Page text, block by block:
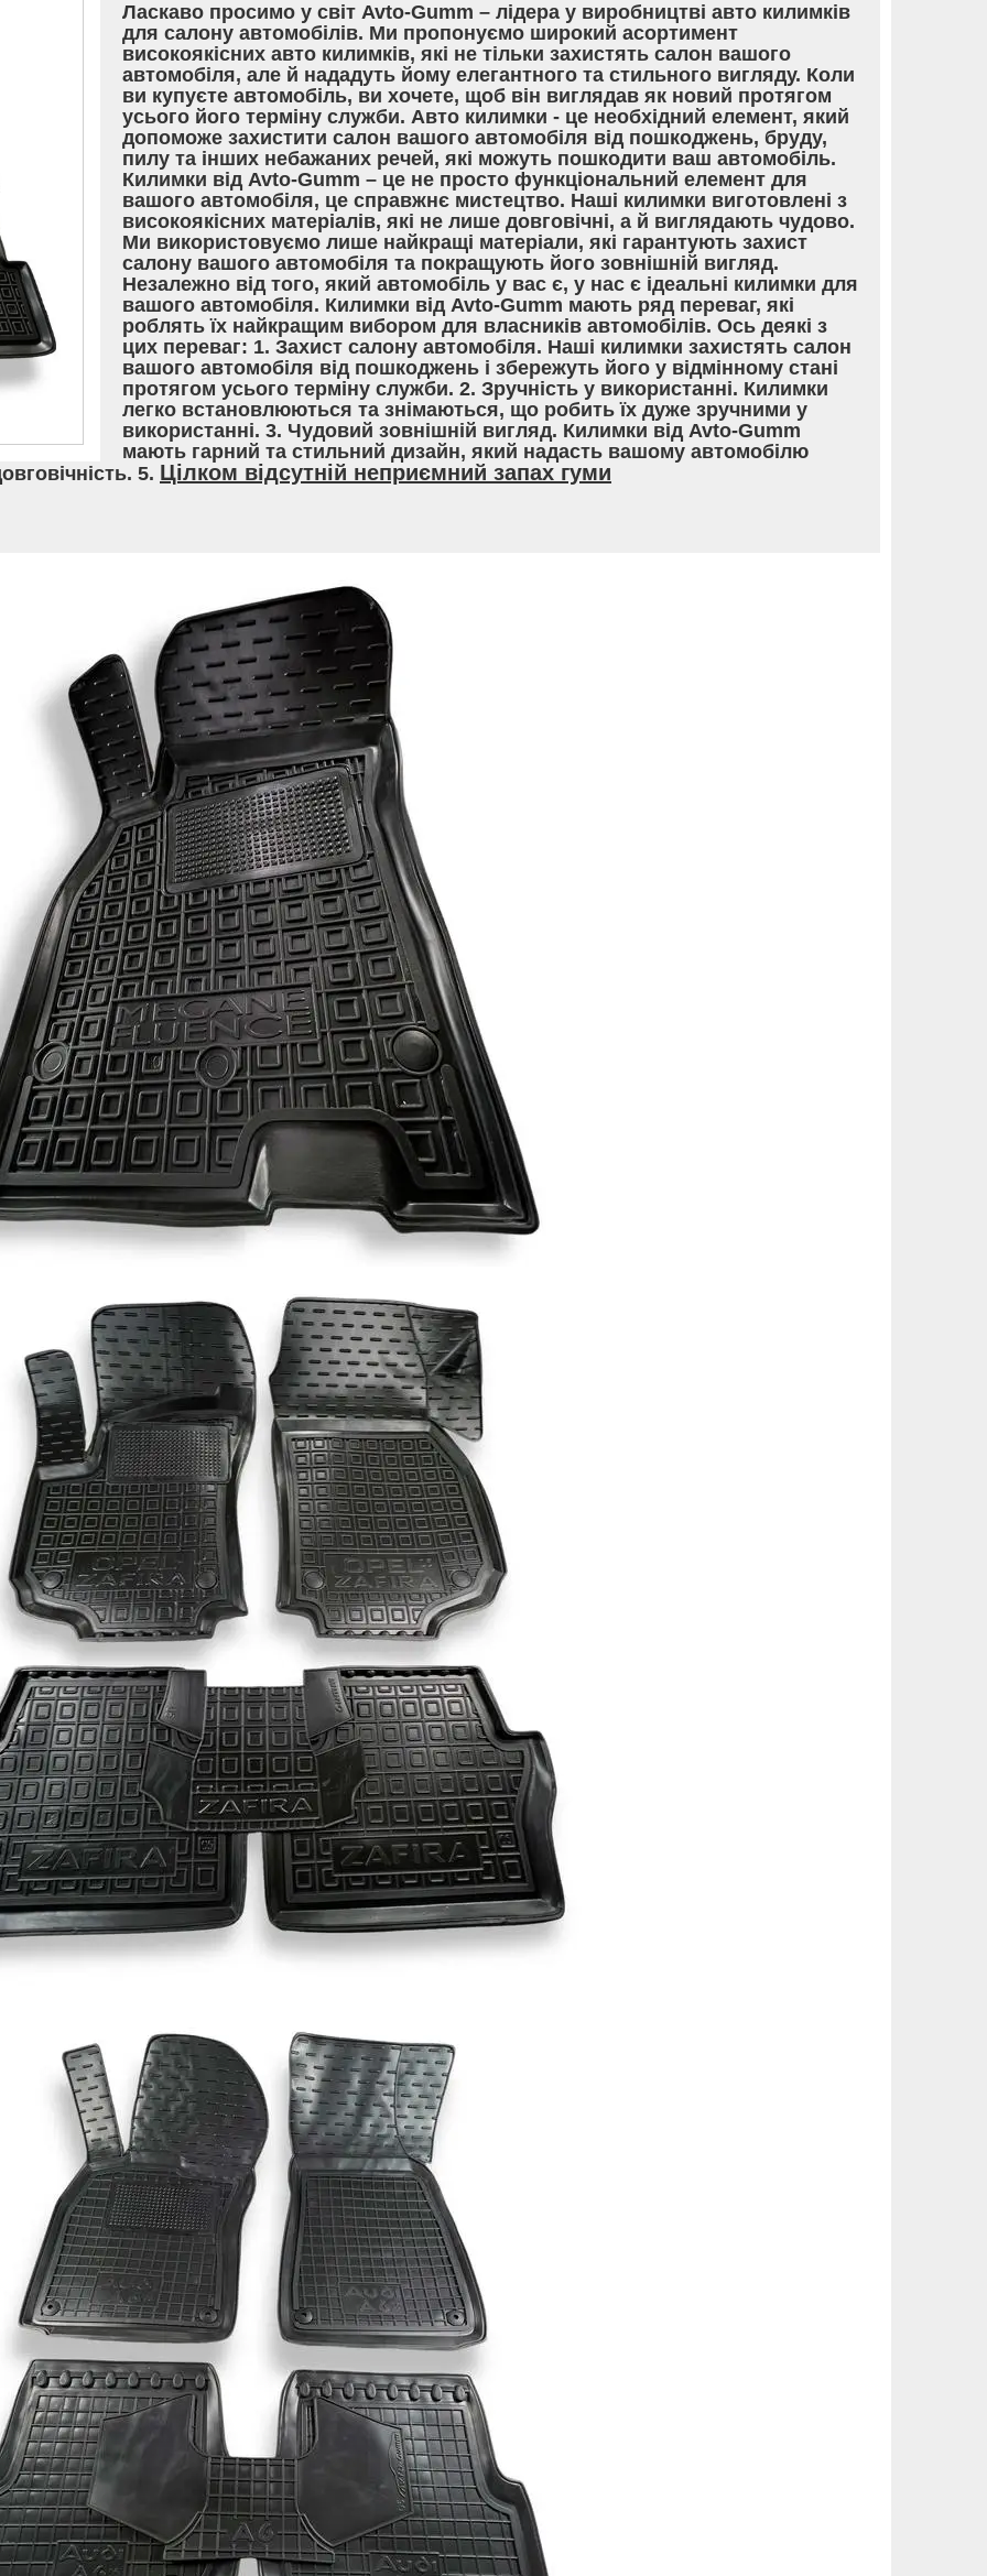
Ласкаво просимо у світ Avto-Gumm – лідера у виробництві авто килимків
для салону автомобілів. Ми пропонуємо широкий асортимент
високоякісних авто килимків, які не тільки захистять салон вашого
автомобіля, але й нададуть йому елегантного та стильного вигляду. Коли
ви купуєте автомобіль, ви хочете, щоб він виглядав як новий протягом
усього його терміну служби. Авто килимки - це необхідний елемент, який
допоможе захистити салон вашого автомобіля від пошкоджень, бруду,
пилу та інших небажаних речей, які можуть пошкодити ваш автомобіль.
Килимки від Avto-Gumm – це не просто функціональний елемент для
вашого автомобіля, це справжнє мистецтво. Наші килимки виготовлені з
високоякісних матеріалів, які не лише довговічні, а й виглядають чудово.
Ми використовуємо лише найкращі матеріали, які гарантують захист
салону вашого автомобіля та покращують його зовнішній вигляд.
Незалежно від того, який автомобіль у вас є, у нас є ідеальні килимки для
вашого автомобіля. Килимки від Avto-Gumm мають ряд переваг, які
роблять їх найкращим вибором для власників автомобілів. Ось деякі з
цих переваг: 1. Захист салону автомобіля. Наші килимки захистять салон
вашого автомобіля від пошкоджень і збережуть його у відмінному стані
протягом усього терміну служби. 2. Зручність у використанні. Килимки
легко встановлюються та знімаються, що робить їх дуже зручними у
використанні. 3. Чудовий зовнішній вигляд. Килимки від Avto-Gumm
мають гарний та стильний дизайн, який надасть вашому автомобілю
5. Цілком відсутній неприємний запах гуми